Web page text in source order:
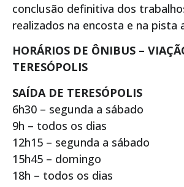
conclusão definitiva dos
realizados na encosta e na pista
HORÁRIOS DE ÔNIBUS –
TERESÓPOLIS
SAÍDA DE TERESÓPOLIS
6h30 – segunda a sábado
9h – todos os dias
12h15 – segunda a sábado
15h45 – domingo
18h – todos os dias